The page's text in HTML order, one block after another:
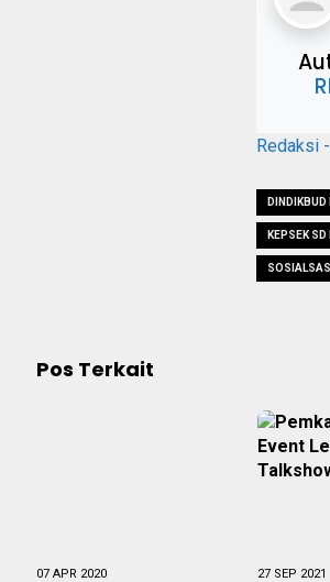
Redaksi
DINDIKBUD
KEPSEK
Pos Terkait
07 APR 2020 27 SEP 2021